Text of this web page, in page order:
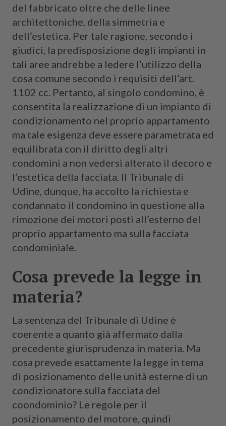
del fabbricato oltre che delle linee
architettoniche, della simmetria e
dell’estetica. Per tale ragione, secondo i
giudici, la predisposizione degli impianti in
tali aree andrebbe a ledere l’utilizzo della
cosa comune secondo i requisiti dell’art.
1102 cc. Pertanto, al singolo condomino, è
consentita la realizzazione di un impianto di
condizionamento nel proprio appartamento
ma tale esigenza deve essere parametrata ed
equilibrata con il diritto degli altri
condomini a non vedersi alterato il decoro e
l’estetica della facciata. Il Tribunale di
Udine, dunque, ha accolto la richiesta e
condannato il condomino in questione alla
rimozione dei motori posti all’esterno del
proprio appartamento ma sulla facciata
condominiale.
Cosa prevede la legge in
materia?
La sentenza del Tribunale di Udine è
coerente a quanto già affermato dalla
precedente giurisprudenza in materia. Ma
cosa prevede esattamente la legge in tema
di posizionamento delle unità esterne di un
condizionatore sulla facciata del
coondominio? Le regole per il
posizionamento del motore, quindi